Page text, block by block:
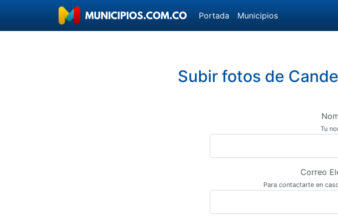
Portada Municipios
Subir fotos de
Tu
Correo
Para contactarte en